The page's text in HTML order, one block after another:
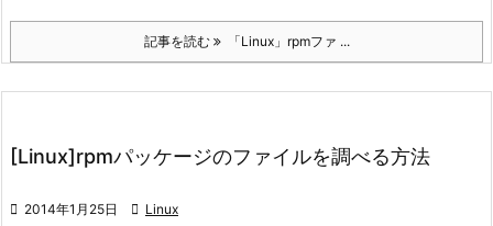
記事を読む 「Linux」rpmファ ...
[Linux]rpmパッケージのファイルを調べる方法
 2014年1月25日  Linux